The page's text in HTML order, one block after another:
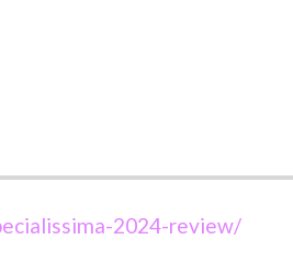
2024-review/